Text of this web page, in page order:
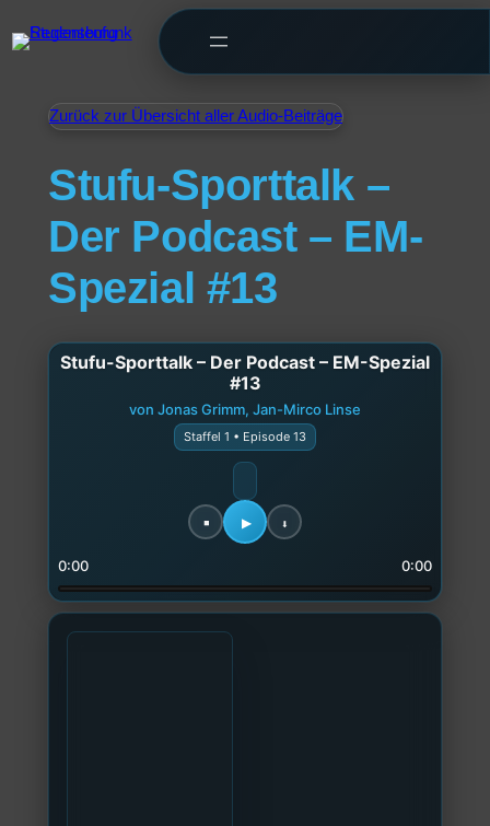
Zurück zur Übersicht aller Audio-Beiträge
Stufu-Sporttalk –
Der Podcast – EM-
Spezial #13
Stufu-Sporttalk – Der Podcast – EM-Spezial
#13
von Jonas Grimm, Jan-Mirco Linse
Staffel 1 • Episode 13
0:00 0:00